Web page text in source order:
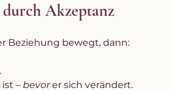
Akzeptanz
Beziehung bewegt, dann:
ist – bevor er sich verändert.